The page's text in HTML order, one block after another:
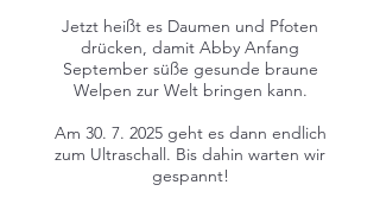
Jetzt heißt es Daumen und Pfoten
drücken, damit Abby Anfang
September süße gesunde braune
Welpen zur Welt bringen kann.
Am 30. 7. 2025geht es dann endlich
zum Ultraschall. Bis dahin warten wir
gespannt!